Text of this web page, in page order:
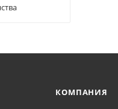
КОМПАНИЯ